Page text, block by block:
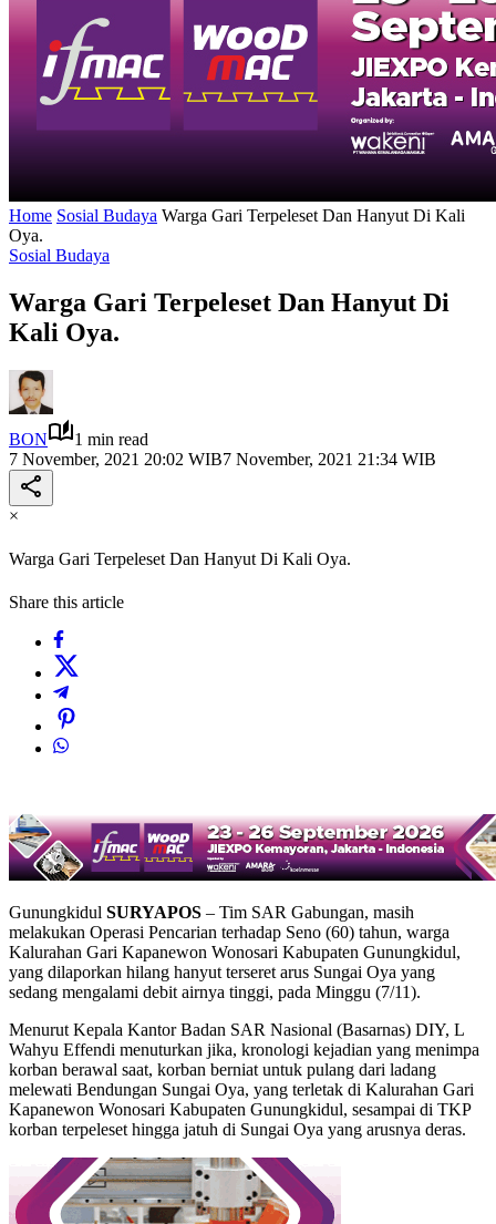
Home Sosial Budaya Warga Gari Terpeleset Dan Hanyut Di Kali
Oya.
Sosial Budaya
Warga Gari Terpeleset Dan Hanyut Di
Kali Oya.
BON
1 min read
7 November, 2021 20:02 WIB7 November, 2021 21:34 WIB
×
Warga Gari Terpeleset Dan Hanyut Di Kali Oya.
Share this article
Gunungkidul SURYAPOS – Tim SAR Gabungan, masih
melakukan Operasi Pencarian terhadap Seno (60) tahun, warga
Kalurahan Gari Kapanewon Wonosari Kabupaten Gunungkidul,
yang dilaporkan hilang hanyut terseret arus Sungai Oya yang
sedang mengalami debit airnya tinggi, pada Minggu (7/11).
Menurut Kepala Kantor Badan SAR Nasional (Basarnas) DIY, L
Wahyu Effendi menuturkan jika, kronologi kejadian yang menimpa
korban berawal saat, korban berniat untuk pulang dari ladang
melewati Bendungan Sungai Oya, yang terletak di Kalurahan Gari
Kapanewon Wonosari Kabupaten Gunungkidul, sesampai di TKP
korban terpeleset hingga jatuh di Sungai Oya yang arusnya deras.